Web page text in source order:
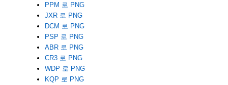
PPM 로 PNG
JXR 로 PNG
DCM 로 PNG
PSP 로 PNG
ABR 로 PNG
CR3 로 PNG
WDP 로 PNG
KQP 로 PNG